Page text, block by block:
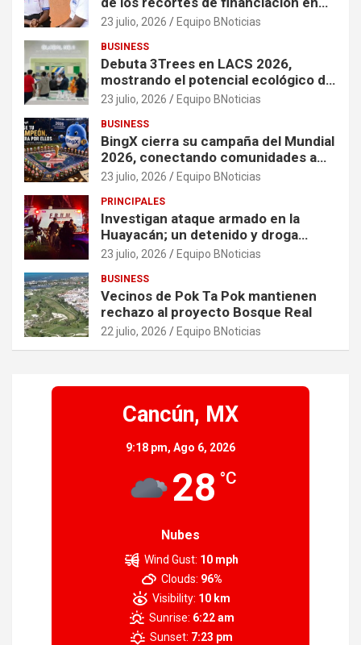
organizaciones que apoyan a
crisis
23 julio, 2026 Equipo BNoticias
BUSINESS
Debuta 3Trees en LACS 2026,
mostrando el potencial ecológico de
China en América
23 julio, 2026 Equipo BNoticias
BUSINESS
BingX cierra su campaña del Mundial
2026, conectando comunidades a
través de experiencias exclusivas
23 julio, 2026 Equipo BNoticias
PRINCIPALES
Investigan ataque armado en la
Huayacán; un detenido y droga
asegurada tras persecución
23 julio, 2026 Equipo BNoticias
BUSINESS
Vecinos de Pok Ta Pok mantienen
rechazo al proyecto Bosque Real
22 julio, 2026 Equipo BNoticias
Cancún, MX
9:18 pm, Ago 6, 2026
28 °C
Nubes
Wind Gust: 10 mph
Clouds: 96%
Visibility: 10 km
Sunrise: 6:22 am
Sunset: 7:23 pm